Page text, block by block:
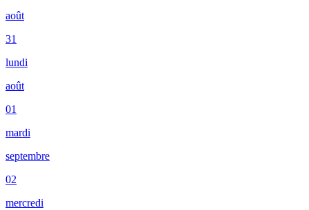
août
31
lundi
août
01
mardi
septembre
02
mercredi